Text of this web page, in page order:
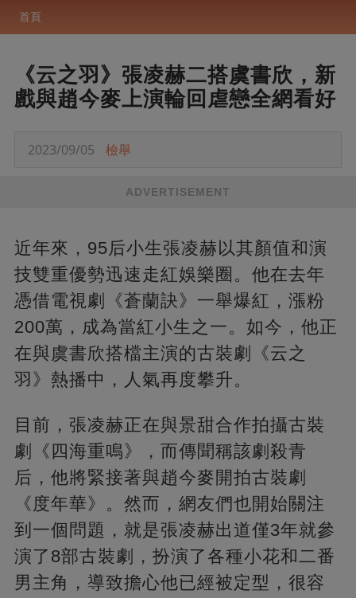
首頁
《云之羽》張凌赫二搭虞書欣，新
戲與趙今麥上演輪回虐戀全網看好
2023/09/05 檢舉
ADVERTISEMENT
近年來，95后小生張凌赫以其顏值和演
技雙重優勢迅速走紅娛樂圈。他在去年
憑借電視劇《蒼蘭訣》一舉爆紅，漲粉
200萬，成為當紅小生之一。如今，他正
在與虞書欣搭檔主演的古裝劇《云之
羽》熱播中，人氣再度攀升。
目前，張凌赫正在與景甜合作拍攝古裝
劇《四海重鳴》，而傳聞稱該劇殺青
后，他將緊接著與趙今麥開拍古裝劇
《度年華》。然而，網友們也開始關注
到一個問題，就是張凌赫出道僅3年就參
演了8部古裝劇，扮演了各種小花和二番
男主角，導致擔心他已經被定型，很容